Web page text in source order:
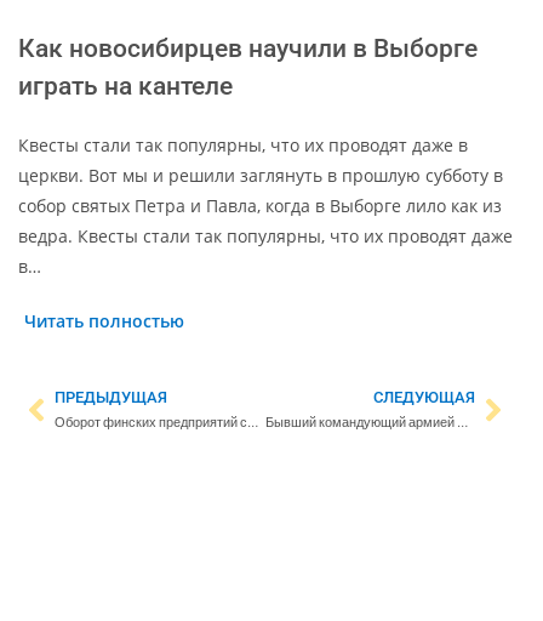
Как новосибирцев научили в Выборге
играть на кантеле
Квесты стали так популярны, что их проводят даже в
церкви. Вот мы и решили заглянуть в прошлую субботу в
собор святых Петра и Павла, когда в Выборге лило как из
ведра. Квесты стали так популярны, что их проводят даже
в…
Читать полностью
ПРЕДЫДУЩАЯ
Оборот финских предприятий снизился за год более чем на 10 млрд евро
СЛЕДУЮЩАЯ
Бывший командующий армией США в Европе: ”Финляндия тоже находится в состоянии войны с Россией. Но вы всегда это знали”